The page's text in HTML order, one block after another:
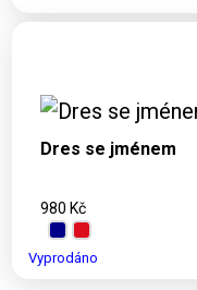
2XS, XS, S, M, L,
XL, 2XL
Dres se jménem
980 Kč
Vyprodáno